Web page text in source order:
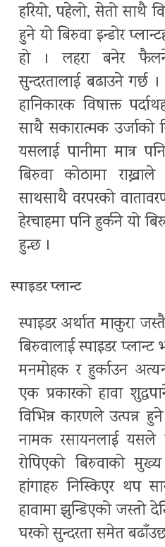
हरियो, पहेलो, सेतो साथै
हुने यो बिरुवा इन्डोर
हो । लहरा बनेर
सुन्दरतालाई बढाउने गर्छ
हानिकारक विषाक्त
साथै सकारात्मक उर्जाको
यसलाई पानीमा मात्र
बिरुवा कोठामा
साथसाथै वरपरको
हेरचाहमा पनि हुर्कने यो
हुन्छ ।
स्पाइडर प्लान्ट
स्पाइडर अर्थात माकुरा
बिरुवालाई स्पाइडर प्लान्ट
मनमोहक र हुर्काउन
एक प्रकारको हावा
विभिन्न कारणले उत्पन्न
नामक रसायनलाई यसले
रोपिएको बिरुवाको
हांगाहरु निस्किएर थप
हावामा झुन्डिएको जस्तो
घरको सुन्दरता समेत